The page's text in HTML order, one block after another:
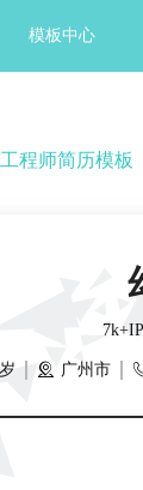
模板中心
程师简历模板
 广州市